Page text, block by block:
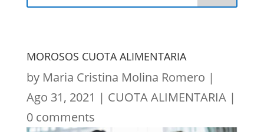
MOROSOS CUOTA ALIMENTARIA
by Maria Cristina Molina Romero |
Ago 31, 2021 | CUOTA ALIMENTARIA|
0 comments